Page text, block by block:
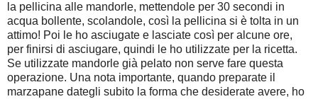
la pellicina alle mandorle, mettendole per 30 secondi in
acqua bollente, scolandole, così la pellicina si è tolta in un
attimo! Poi le ho asciugate e lasciate così per alcune ore,
per finirsi di asciugare, quindi le ho utilizzate per la ricetta.
Se utilizzate mandorle già pelato non serve fare questa
operazione. Una nota importante, quando preparate il
marzapane dategli subito la forma che desiderate avere, ho